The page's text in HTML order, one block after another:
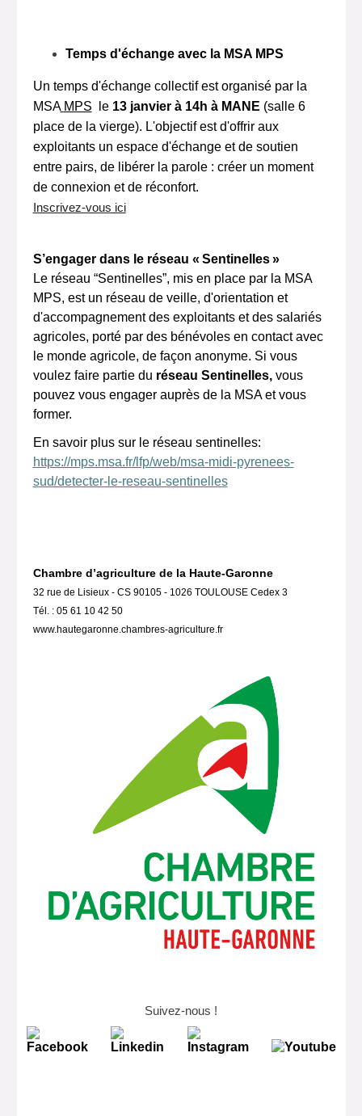
Temps d'échange avec la MSA MPS
Un temps d'échange collectifest organisé par la
MSA MPS le 13 janvier à 14h à MANE (salle 6
place de la vierge). L'objectif est d'offrir aux
exploitants un espace d'échange et de soutien
entre pairs, de libérer la parole : créer un moment
de connexion et de réconfort.
Inscrivez-vous ici
S’engager dans l e réseau « Sentinelles »
Le réseau “Sentinelles”, mis en place par la MSA
MPS, est un réseau de veille, d'orientation et
d'accompagnement des exploitants et des salariés
agricoles, porté par des bénévoles en contact avec
le monde agricole, de façon anonyme. Si vous
voulez faire partie du réseau Sentinelles,vous
pouvez vous engager auprès de la MSA et vous
former.
En savoir plus sur le réseau sentinelles:
https://mps.msa.fr/lfp/web/msa-midi-pyrenees-
sud/detecter-le-reseau-sentinelles
Chambre d’agriculture de la Haute-Garonne
32 rue de Lisieux - CS 90105 - 1026 TOULOUSE Cedex 3
Tél. : 05 61 10 42 50
www.hautegaronne.chambres-agriculture.fr
Suivez-nous !